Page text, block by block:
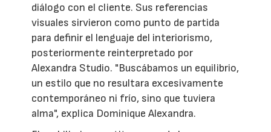
diálogo con el cliente. Sus referencias
visuales sirvieron como punto de partida
para definir el lenguaje del interiorismo,
posteriormente reinterpretado por
Alexandra Studio. "Buscábamos un equilibrio,
un estilo que no resultara excesivamente
contemporáneo ni frío, sino que tuviera
alma", explica Dominique Alexandra.